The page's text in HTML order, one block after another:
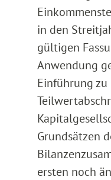
in den
gültigen
Anwendung
Einführung
Grundsätzen
ersten noch